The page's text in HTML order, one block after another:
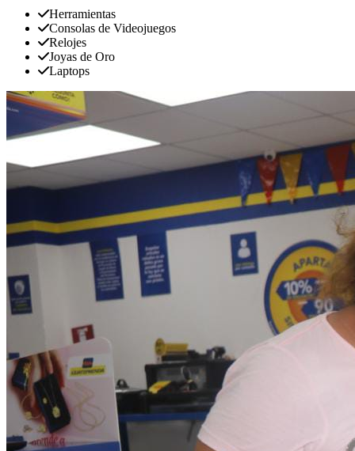
Herramientas
Consolas de Videojuegos
Relojes
Joyas de Oro
Laptops